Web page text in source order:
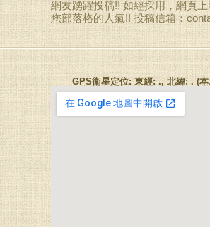
網友踴躍投稿!! 如經採用，網頁
您部落格的人氣!! 投稿信箱：
GPS衛星定位: 東經: ., 北緯: . (